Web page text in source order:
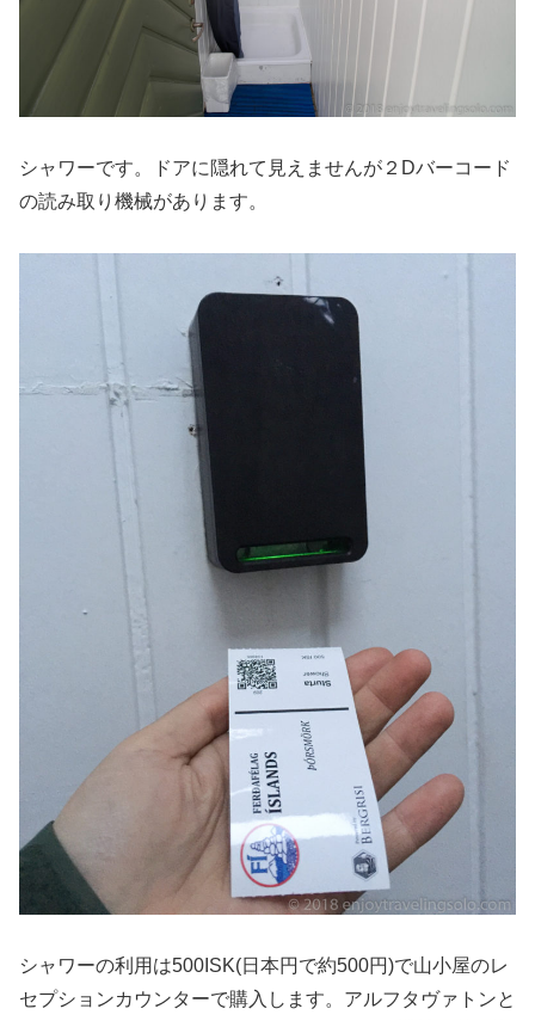
シャワーです。ドアに隠れて見えませんが２Dバーコード
の読み取り機械があります。
シャワーの利用は500ISK(日本円で約500円)で山小屋のレ
セプションカウンターで購入します。アルフタヴァトンと